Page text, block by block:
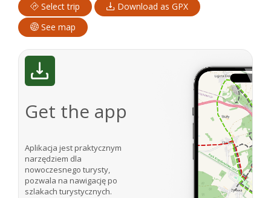
Select trip
Download as GPX
See map
Get the app
Aplikacja jest praktycznym
narzędziem dla
nowoczesnego turysty,
pozwala na nawigację po
szlakach turystycznych.